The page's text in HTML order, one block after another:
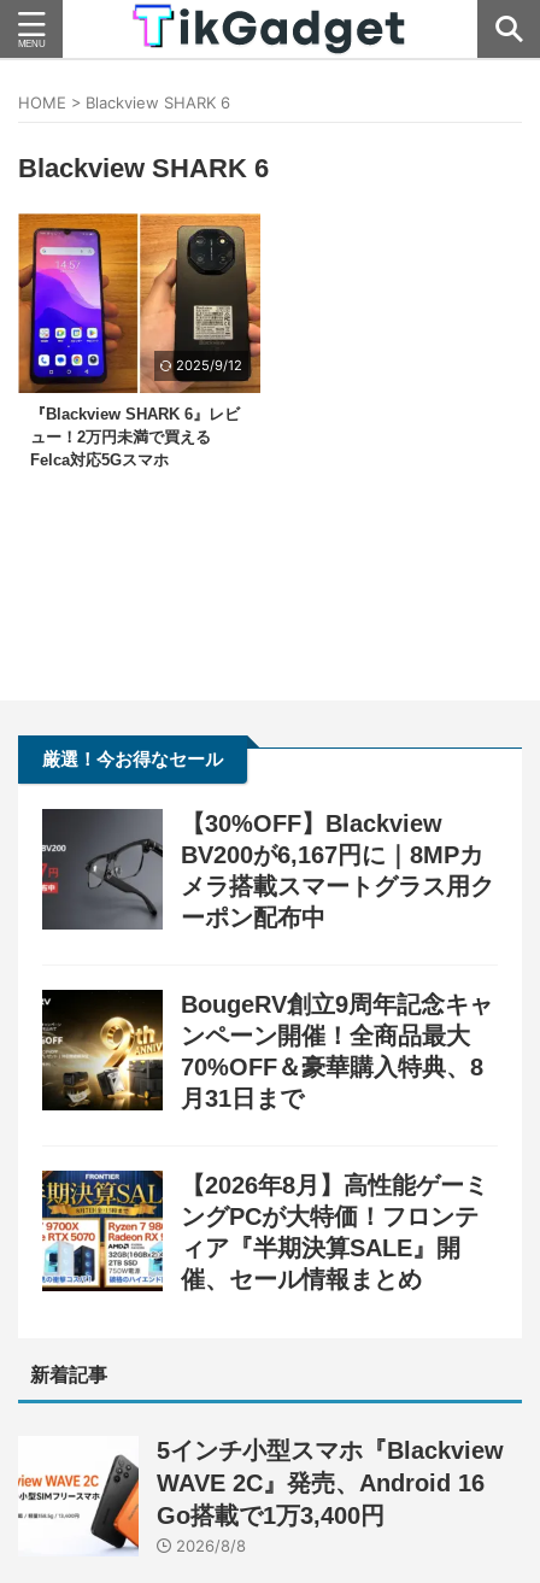
HOME > Blackview SHARK 6
Blackview SHARK 6
2025/9/12
『Blackview SHARK 6』レビ
ュー！2万円未満で買える
Felca対応5Gスマホ
厳選！今お得なセール
【30%OFF】Blackview
BV200が6,167円に｜8MPカ
メラ搭載スマートグラス用ク
ーポン配布中
BougeRV創立9周年記念キャ
ンペーン開催！全商品最大
70%OFF＆豪華購入特典、8
月31日まで
【2026年8月】高性能ゲーミ
ングPCが大特価！フロンテ
ィア『半期決算SALE』開
催、セール情報まとめ
新着記事
5インチ小型スマホ『Blackview
WAVE 2C』発売、Android 16
Go搭載で1万3,400円
2026/8/8